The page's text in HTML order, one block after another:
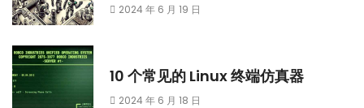
2024 年 6 月 19 日
10 个常见的 Linux 终端仿真器
2024 年 6 月 18 日